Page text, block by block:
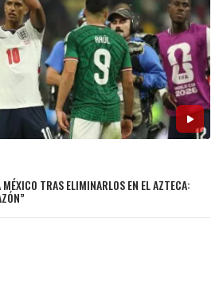
TRAS ELIMINARLOS EN EL AZTECA: